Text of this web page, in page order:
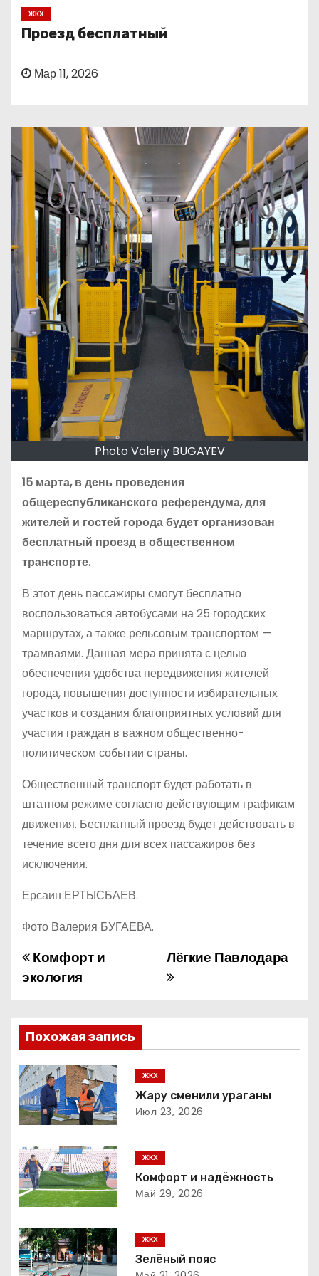
ЖКХ
Проезд бесплатный
Мар 11, 2026
Photo Valeriy BUGAYEV
15 марта, в день проведения
общереспубликанского референдума, для
жителей и гостей города будет организован
бесплатный проезд в общественном
транспорте.
В этот день пассажиры смогут бесплатно
воспользоваться автобусами на 25 городских
маршрутах, а также рельсовым транспортом —
трамваями. Данная мера принята с целью
обеспечения удобства передвижения жителей
города, повышения доступности избирательных
участков и создания благоприятных условий для
участия граждан в важном общественно-
политическом событии страны.
Общественный транспорт будет работать в
штатном режиме согласно действующим графикам
движения. Бесплатный проезд будет действовать в
течение всего дня для всех пассажиров без
исключения.
Ерсаин ЕРТЫСБАЕВ.
Фото Валерия БУГАЕВА.
Н
в
и
г
а
ц
и
я
п
о
Лёгкие Павлодара
Комфорт и
экология
Похожая запись
ЖКХ
Жару сменили ураганы
Июл 23, 2026
ЖКХ
Комфорт и надёжность
Май 29, 2026
ЖКХ
Зелёный пояс